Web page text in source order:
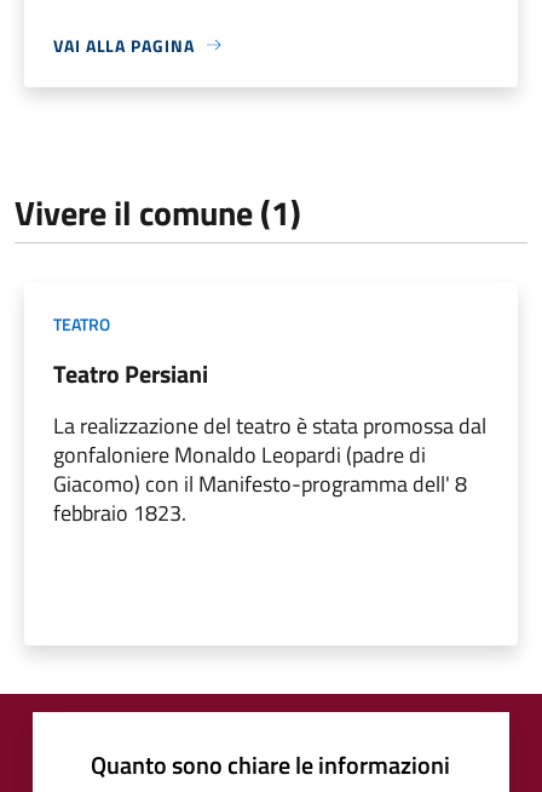
VAI ALLA PAGINA
Vivere il comune (1)
TEATRO
Teatro Persiani
La realizzazione del teatro è stata promossa dal
gonfaloniere Monaldo Leopardi (padre di
Giacomo) con il Manifesto-programma dell' 8
febbraio 1823.
Quanto sono chiare le informazioni